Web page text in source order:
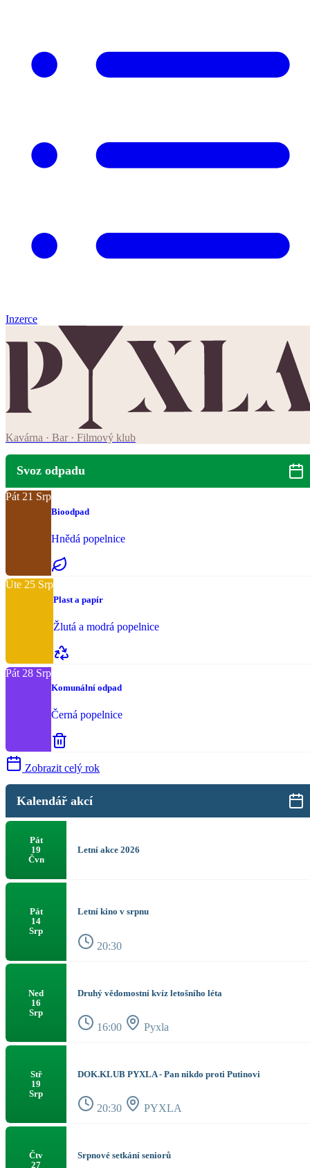
Inzerce
Kavárna · Bar · Filmový klub
Svoz odpadu
Pát 21 Srp
Bioodpad
Hnědá popelnice
Úte 25 Srp
Plast a papír
Žlutá a modrá popelnice
Pát 28 Srp
Komunální odpad
Černá popelnice
Zobrazit celý rok
Kalendář akcí
Pát
19
Čvn
Letní akce 2026
Pát
14
Srp
Letní kino v srpnu
20:30
Ned
16
Srp
Druhý vědomostní kvíz letošního léta
16:00 Pyxla
Stř
19
Srp
DOK.KLUB PYXLA - Pan nikdo proti Putinovi
20:30 PYXLA
Čtv
27
Srpnové setkání seniorů